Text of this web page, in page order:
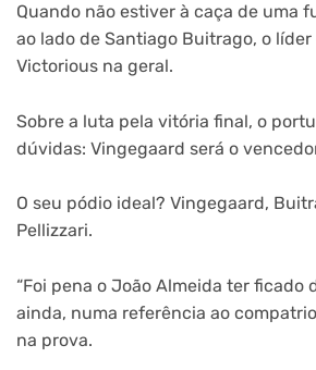
Quando não estiver à caça de uma
ao lado de Santiago Buitrago, o
Victorious na geral.
Sobre a luta pela vitória final, o
dúvidas: Vingegaard será o
O seu pódio ideal? Vingegaard,
Pellizzari.
“Foi pena o João Almeida ter ficado
ainda, numa referência ao
na prova.